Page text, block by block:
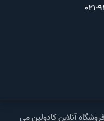
آنلاین کادولین می